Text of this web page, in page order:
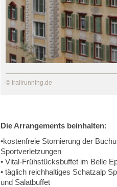
© trailrunning.de
Die Arrangements beinhalten:
•kostenfreie Stornierung der
Sportverletzungen
• Vital-Frühstücksbuffet im Belle
• täglich reichhaltiges Schatzalp
und Salatbuffet